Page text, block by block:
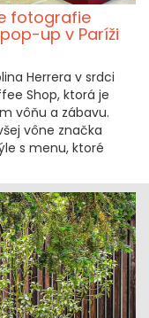
fotografie
up v Paríži
Herrera v srdci
Shop, ktorá je
vôňu a zábavu.
vône značka
s menu, ktoré